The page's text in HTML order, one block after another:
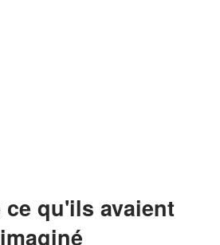
imaginé